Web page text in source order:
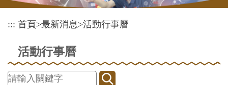
::: 首頁>最新消息>活動行事曆
活動行事曆